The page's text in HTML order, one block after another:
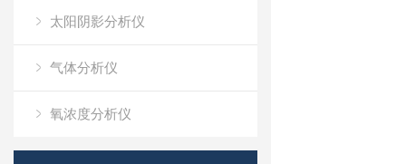
太阳阴影分析仪
气体分析仪
氧浓度分析仪